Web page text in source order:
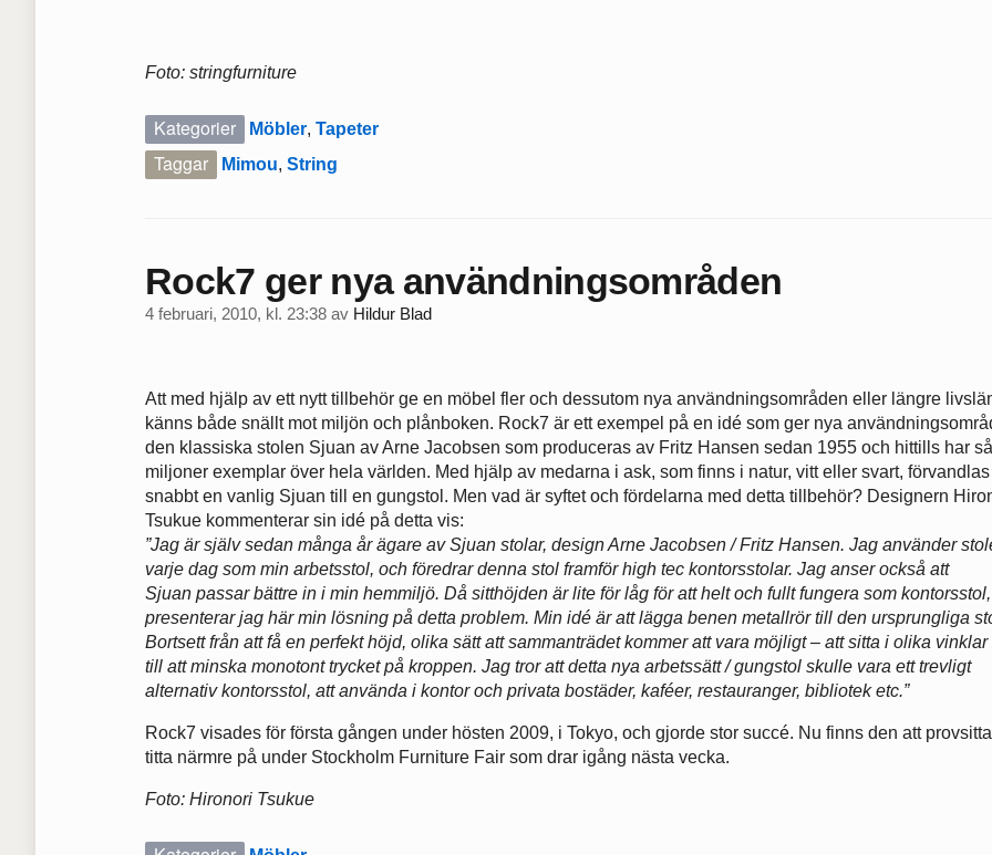
Foto: stringfurniture
Kategorier Möbler,Tapeter
Taggar Mimou,String
Rock7 ger nya användningsområden
4 februari, 2010, kl. 23:38 av Hildur Blad
Att med hjälp av ett nytt tillbehör ge en möbel fler och dessutom nya användningsområden eller längre
känns både snällt mot miljön och plånboken. Rock7 är ett exempel på en idé som ger nya
den klassiska stolen Sjuan av Arne Jacobsen som produceras av Fritz Hansen sedan 1955 och hittills har
miljoner exemplar över hela världen. Med hjälp av medarna i ask, som finns i natur, vitt eller svart, förvandlas
snabbt en vanlig Sjuan till en gungstol. Men vad är syftet och fördelarna med detta tillbehör? Designern
Tsukue kommenterar sin idé på detta vis:
”Jag är själv sedan många år ägare av Sjuan stolar, design Arne Jacobsen / Fritz Hansen. Jag använder
varje dag som min arbetsstol, och föredrar denna stol framför high tec kontorsstolar. Jag anser också att
Sjuan passar bättre in i min hemmiljö. Då sitthöjden är lite för låg för att helt och fullt fungera som kontorsstol,
presenterar jag här min lösning på detta problem. Min idé är att lägga benen metallrör till den ursprungliga
Bortsett från att få en perfekt höjd, olika sätt att sammanträdet kommer att vara möjligt – att sitta i olika
till att minska monotont trycket på kroppen. Jag tror att detta nya arbetssätt / gungstol skulle vara ett trevligt
alternativ kontorsstol, att använda i kontor och privata bostäder, kaféer, restauranger, bibliotek etc.”
Rock7 visades för första gången under hösten 2009, i Tokyo, och gjorde stor succé. Nu finns den att
titta närmre på under Stockholm Furniture Fair som drar igång nästa vecka.
Foto: Hironori Tsukue